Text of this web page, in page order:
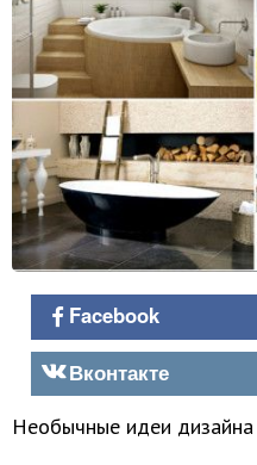
Facebook
Вконтакте
Необычные идеи